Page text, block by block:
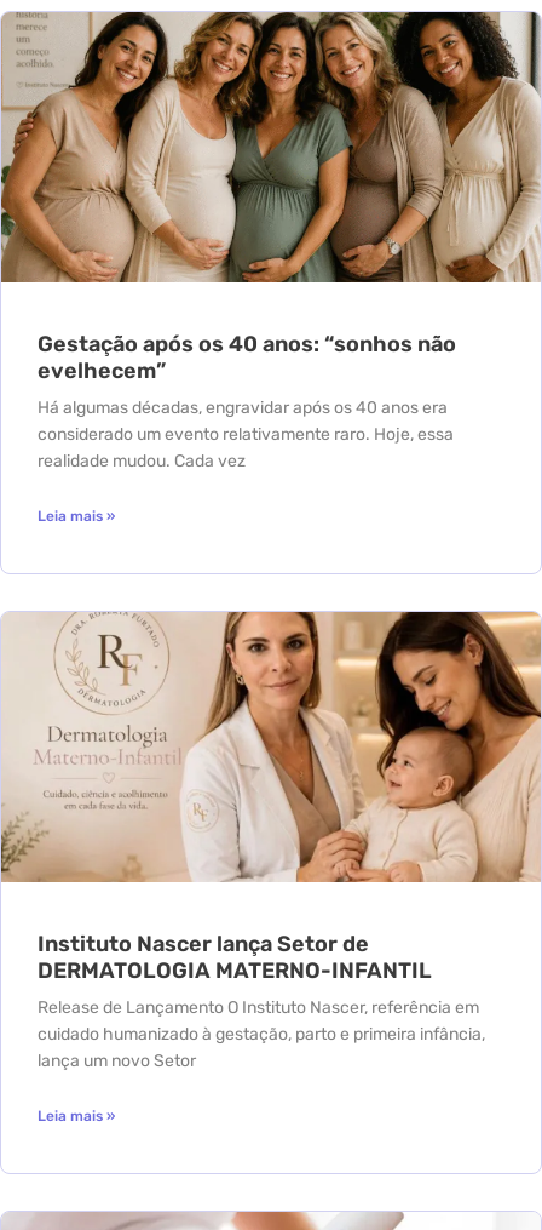
Gestação após os 40 anos: “sonhos não
evelhecem”
Há algumas décadas, engravidar após os 40 anos era
considerado um evento relativamente raro. Hoje, essa
realidade mudou. Cada vez
Leia mais »
Instituto Nascer lança Setor de
DERMATOLOGIA MATERNO-INFANTIL
Release de Lançamento O Instituto Nascer, referência em
cuidado humanizado à gestação, parto e primeira infância,
lança um novo Setor
Leia mais »